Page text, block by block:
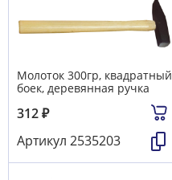
Молоток 300гр, квадратный
боек, деревянная ручка
312₽
Артикул 2535203